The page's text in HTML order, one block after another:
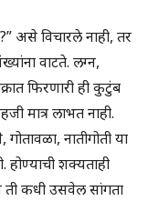
असे विचारले नाही, तर
वाटते. लग्न,
फिरणारी ही कुटुंब
मात्र लाभत नाही.
नातीगोती या
होण्याची शक्यताही
ती कधी उसवेल सांगता